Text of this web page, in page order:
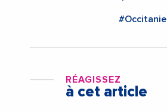
#Occitanie
RÉAGISSEZ
à cet article